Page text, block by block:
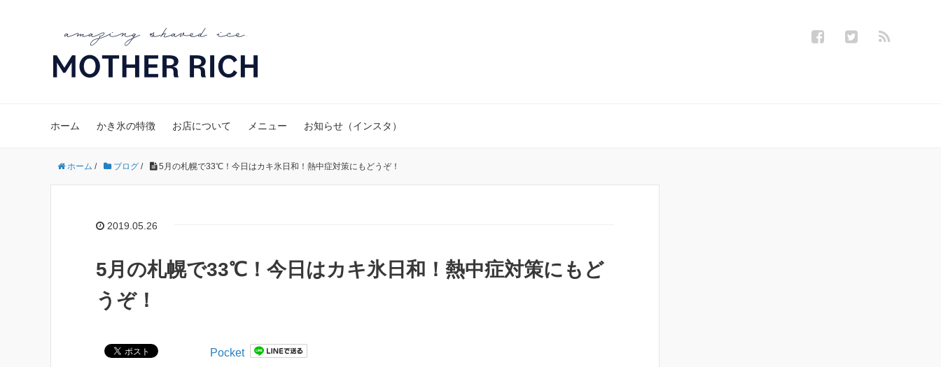
ホーム かき氷の特徴 お店について メニュー お知らせ（インスタ）
ホーム / ブログ / 5月の札幌で33℃！今日はカキ氷日和！熱中症対策にもどうぞ！
2019.05.26
5月の札幌で33℃！今日はカキ氷日和！熱中症対策にもど
うぞ！
Pocket